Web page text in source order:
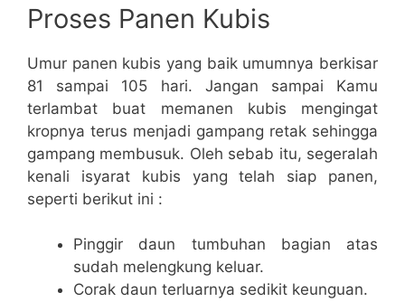
Proses Panen Kubis
Umur panen kubis yang baik umumnya berkisar
81 sampai 105 hari. Jangan sampai Kamu
terlambat buat memanen kubis mengingat
kropnya terus menjadi gampang retak sehingga
gampang membusuk. Oleh sebab itu, segeralah
kenali isyarat kubis yang telah siap panen,
seperti berikut ini :
Pinggir daun tumbuhan bagian atas
sudah melengkung keluar.
Corak daun terluarnya sedikit keunguan.